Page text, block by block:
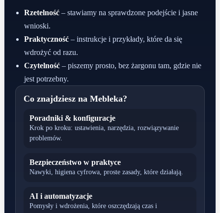
Rzetelność – stawiamy na sprawdzone podejście i jasne
wnioski.
Praktyczność – instrukcje i przykłady, które da się
wdrożyć od razu.
Czytelność – piszemy prosto, bez żargonu tam, gdzie nie
jest potrzebny.
Co znajdziesz na Mebleka?
Poradniki & konfiguracje
Krok po kroku: ustawienia, narzędzia, rozwiązywanie
problemów.
Bezpieczeństwo w praktyce
Nawyki, higiena cyfrowa, proste zasady, które działają.
AI i automatyzacje
Pomysły i wdrożenia, które oszczędzają czas i